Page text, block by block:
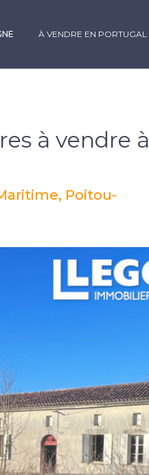
À VENDRE EN PORTUGAL
à vendre à
Poitou-